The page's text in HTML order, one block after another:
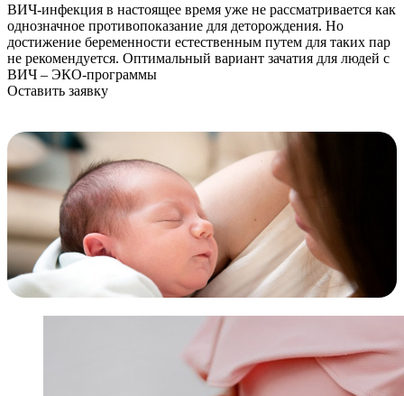
ВИЧ-инфекция в настоящее время уже не рассматривается как
однозначное противопоказание для деторождения. Но
достижение беременности естественным путем для таких пар
не рекомендуется. Оптимальный вариант зачатия для людей с
ВИЧ – ЭКО-программы
Оставить заявку